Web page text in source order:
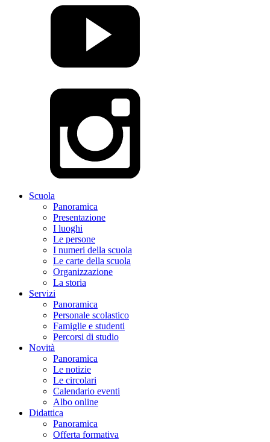
Scuola
Panoramica
Presentazione
I luoghi
Le persone
I numeri della scuola
Le carte della scuola
Organizzazione
La storia
Servizi
Panoramica
Personale scolastico
Famiglie e studenti
Percorsi di studio
Novità
Panoramica
Le notizie
Le circolari
Calendario eventi
Albo online
Didattica
Panoramica
Offerta formativa